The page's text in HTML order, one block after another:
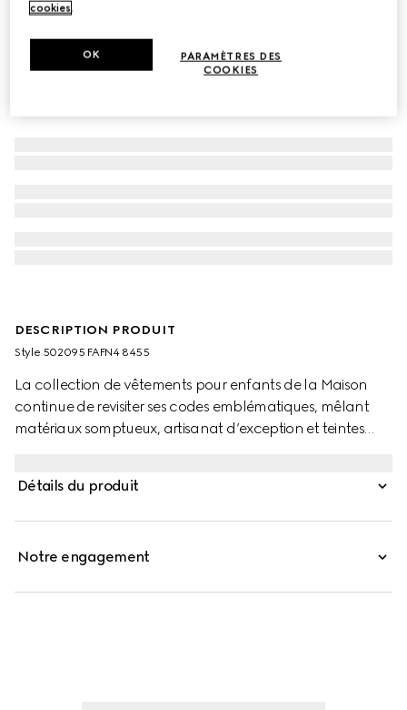
DESCRIPTION PRODUIT
Style ‎502095 FAFN4 8455
La collection de vêtements pour enfants de la Maison
continue de revisiter ses codes emblématiques, mêlant
matériaux somptueux, artisanat d’exception et teintes
représentant un personnage de la marque MR. MEN™
Détails du produit
Notre engagement
cookies.
PARAMÈTRES DES
COOKIES
OK